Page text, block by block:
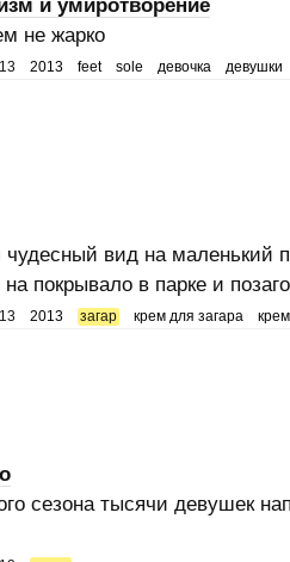
и умиротворение
не жарко
2013 feet sole девочка девушки
чудесный вид на маленький
покрывало в парке и
2013 загар крем для загара
сезона тысячи девушек